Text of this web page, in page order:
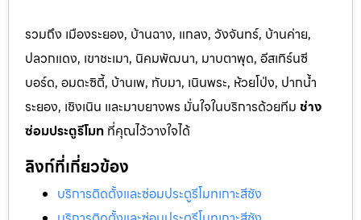
รวมถึง เมืองระยอง, บ้านฉาง, แกลง, วังจันทร์, บ้านค่าย,
ปลวกแดง, เขาชะเมา, นิคมพัฒนา, มาบตาพุด, อีสเทิร์นซี
บอร์ด, อมตะซิตี้, บ้านเพ, ทับมา, เนินพระ, ห้วยโป่ง, ปากน้ำ
ระยอง, เชิงเนิน และมาบยางพร มั่นใจในบริการด้วยทีม ช่าง
ซ่อมประตูรีโมท ที่คุณไว้วางใจได้
ลิงก์ที่เกี่ยวข้อง
บริการติดตั้งและซ่อมประตูรีโมทเกาะสีชัง